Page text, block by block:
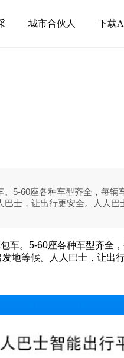
城市合伙人 下载
5-60座各种车型齐全，每
士，让出行更安全。人人巴
车。5-60座各种车型齐全
地等候。人人巴士，让出行